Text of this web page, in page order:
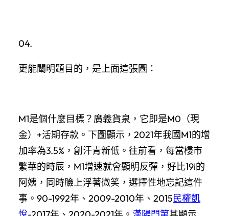
04.
更能闡明題目的，是上面這張圖：
M1是個什麼目標？廣義貨泉，它即是M0（現
金）+活期存款。下圖顯示，2021年我國M1的增
加率為3.5%，創汗青新低。往前看，每當樓市
繁華的時辰，M1增速就會顯明反彈，好比19i的
阿姨，同時臉上浮著微笑，選擇性地忘記這件
事。90-1992年、2009-2010年、2015民權凱